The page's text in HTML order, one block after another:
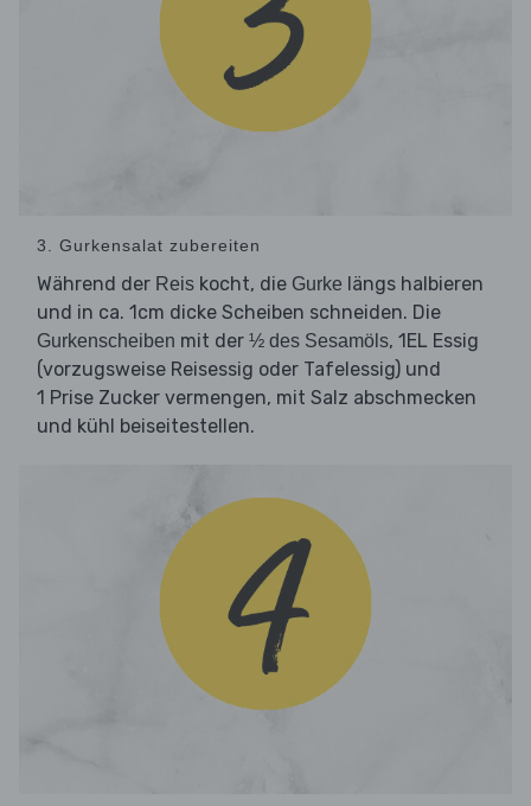
3. Gurkensalat zubereiten
Während der Reis kocht, die Gurke längs halbieren
und in ca. 1cm dicke Scheiben schneiden. Die
Gurkenscheiben mit der ½ des Sesamöls, 1EL Essig
(vorzugsweise Reisessig oder Tafelessig) und
1 Prise Zucker vermengen, mit Salz abschmecken
und kühl beiseitestellen.